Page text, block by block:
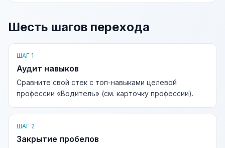
Шесть шагов перехода
ШАГ 1
Аудит навыков
Сравните свой стек с топ-навыками целевой
профессии «Водитель» (см. карточку профессии).
ШАГ 2
Закрытие пробелов